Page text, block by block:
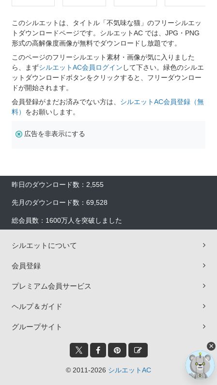
このシルエットは、タイトル「不気味な猫」のフリーシルエッ
トダウンロードページです。シルエットAC では、JPG・PNG
形式の高解像度画像が無料でダウンロードし放題です。
このページのフリーシルエット素材・画像が気に入りました
ら、まずシルエットAC会員ログイン して下さい。緑色のシルエ
ットダウンロードボタンをクリックすると、フリーダウンロー
ドが開始されます。
会員登録がまだお済みでない方は、 シルエットAC会員登録（無
料） をお願いします。
広告を非表示にする
昨日のダウンロード数：2,555
先月のダウンロード数：69,528
総会員数：1600万人を突破しました
シルエットについて
会員登録
プレミアム会員サービス
ヘルプ＆ガイド
グループサイト
© 2011-2026 シルエットAC
×